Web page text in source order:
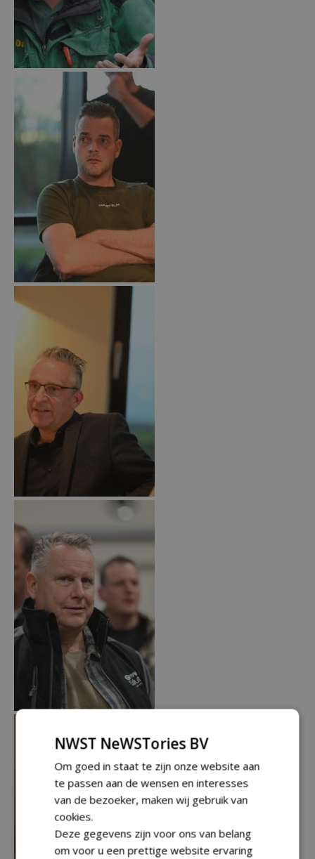
NWST NeWSTories BV
Om goed in staat te zijn onze website aan
te passen aan de wensen en interesses
van de bezoeker, maken wij gebruik van
cookies.
Deze gegevens zijn voor ons van belang
om voor u een prettige website ervaring